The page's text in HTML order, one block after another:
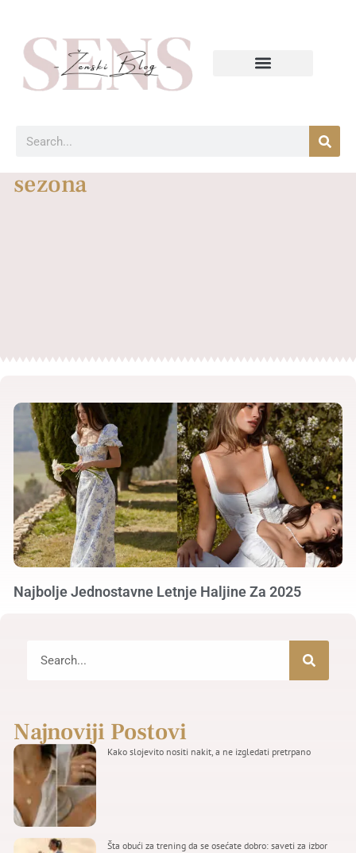
sezona
Najbolje Jednostavne Letnje Haljine Za 2025
Najnoviji Postovi
Kako slojevito nositi nakit, a ne izgledati pretrpano
Šta obući za trening da se osećate dobro: saveti za izbor